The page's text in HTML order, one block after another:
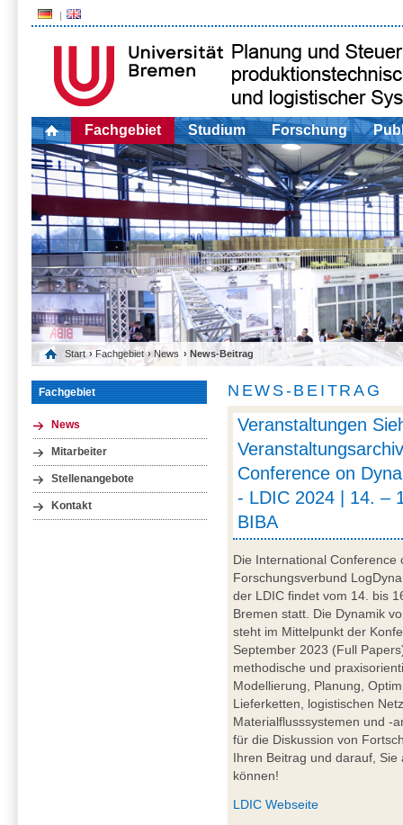
Fachgebiet Studium Forschung
Start › Fachgebiet › News › News-Beitrag
Fachgebiet
News
Mitarbeiter
Stellenangebote
Kontakt
NEWS-BEITRAG
Veranstaltungen
Conference on
- LDIC 2024 | 14. –
BIBA
Die International Conference
Forschungsverbund
der LDIC findet vom 14. bis
Bremen statt. Die Dynamik
steht im Mittelpunkt der
September 2023 (Full
methodische und
Modellierung, Planung,
Lieferketten, logistischen
Materialflusssystemen und -
für die Diskussion von
Ihren Beitrag und darauf,
können!
LDIC Webseite